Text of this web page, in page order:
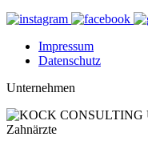
Impressum
Daten­schutz
Unternehmen